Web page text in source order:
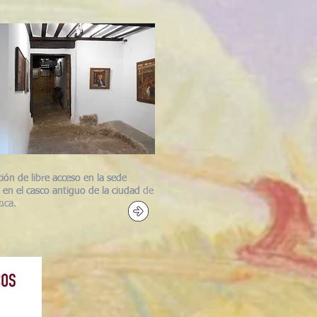
de libre acceso en la sede
en el casco antiguo de la ciudad de
de libre acceso en la sede
en el casco antiguo de la ciudad